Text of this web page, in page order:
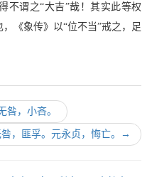
不谓之“大吉”哉！其实此等权
《象传》以“位不当”戒之，足
咎，小吝。
，匪孚。元永贞，悔亡。 →